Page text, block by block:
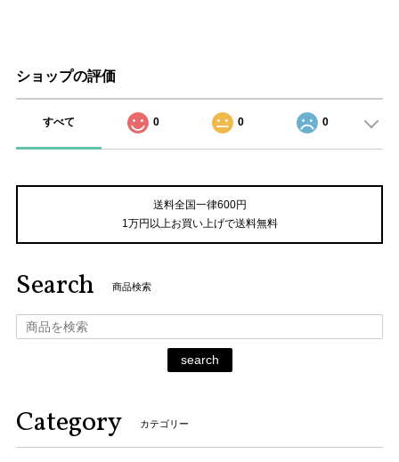
ショップの評価
すべて 0 0 0
送料全国一律600円
1万円以上お買い上げで送料無料
Search 商品検索
search
Category カテゴリー